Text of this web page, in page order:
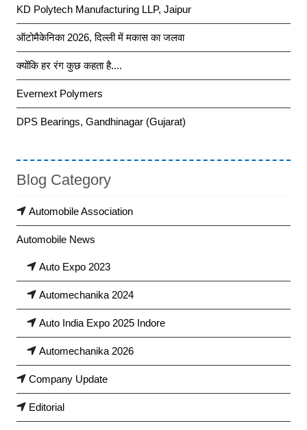
KD Polytech Manufacturing LLP, Jaipur
ऑटोमैकेनिका 2026, दिल्ली में मकास का जलवा
क्योंकि हर रंग कुछ कहता है....
Evernext Polymers
DPS Bearings, Gandhinagar (Gujarat)
Blog Category
Automobile Association
Automobile News
Auto Expo 2023
Automechanika 2024
Auto India Expo 2025 Indore
Automechanika 2026
Company Update
Editorial